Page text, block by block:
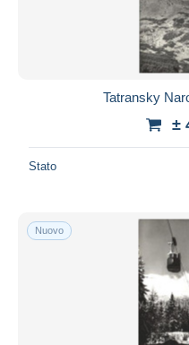
Tatransky
±
Stato
Nuovo